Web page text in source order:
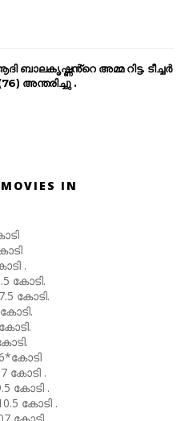
ബാലകൃഷ്ണൻ്റെ അമ്മ റിട്ട. ടീച്ചർ
അന്തരിച്ചു .
IN
.
.
.
.